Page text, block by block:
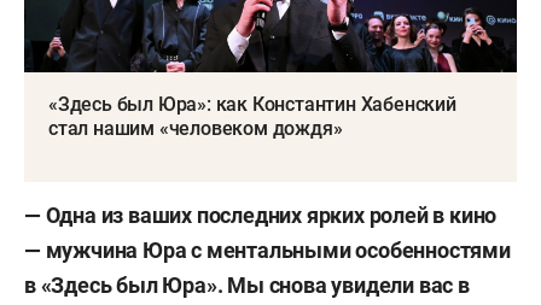
«Здесь был Юра»: как Константин Хабенский
стал нашим «человеком дождя»
— Одна из ваших последних ярких ролей в кино
— мужчина Юра с ментальными особенностями
в «Здесь был Юра». Мы снова увидели вас в